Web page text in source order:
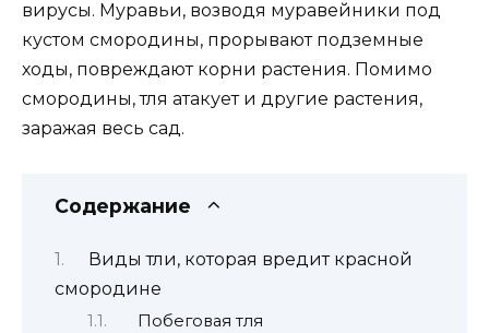
вирусы. Муравьи, возводя муравейники под
кустом смородины, прорывают подземные
ходы, повреждают корни растения. Помимо
смородины, тля атакует и другие растения,
заражая весь сад.
Содержание
Виды тли, которая вредит красной
смородине
Побеговая тля